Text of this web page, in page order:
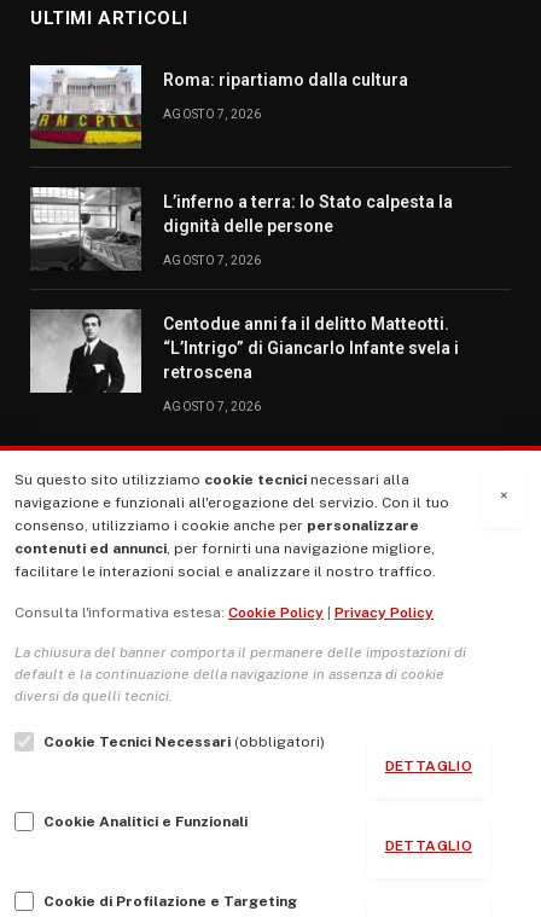
ULTIMI ARTICOLI
Roma: ripartiamo dalla cultura
AGOSTO 7, 2026
L’inferno a terra: lo Stato calpesta la
dignità delle persone
AGOSTO 7, 2026
Centodue anni fa il delitto Matteotti.
“L’Intrigo” di Giancarlo Infante svela i
retroscena
AGOSTO 7, 2026
MENU
La Nostra Storia
Le Copertine
L’Associazione
Indirizzo Socio Politico Culturale
Guida per le autrici e gli autori
×
Su questo sito utilizziamo cookie tecnici necessari alla
navigazione e funzionali all'erogazione del servizio. Con il tuo
consenso, utilizziamo i cookie anche per personalizzare
contenuti ed annunci, per fornirti una navigazione migliore,
facilitare le interazioni social e analizzare il nostro traffico.
Consulta l'informativa estesa: Cookie Policy Privacy Policy
La chiusura del banner comporta il permanere delle impostazioni di
default e la continuazione della navigazione in assenza di cookie
diversi da quelli tecnici.
Cookie Tecnici Necessari (obbligatori)
DETTAGLIO
Cookie Analitici e Funzionali
DETTAGLIO
Cookie di Profilazione e Targeting